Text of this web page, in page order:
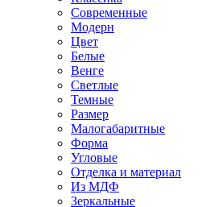
Современные
Модерн
Цвет
Белые
Венге
Светлые
Темные
Размер
Малогабаритные
Форма
Угловые
Отделка и материал
Из МДФ
Зеркальные